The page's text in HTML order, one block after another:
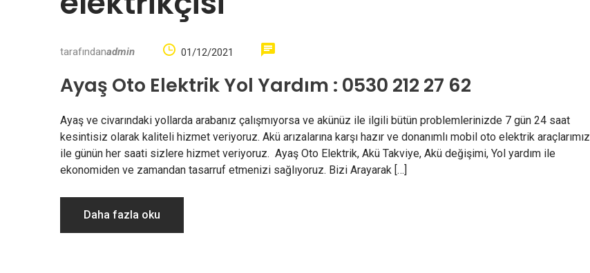
tarafındanadmin 01/12/2021
Ayaş Oto Elektrik Yol Yardım : 0530 212 27 62
Ayaş ve civarındaki yollarda arabanız çalışmıyorsa ve akünüz ile ilgili bütün problemlerinizde 7 gün 24 saat
kesintisiz olarak kaliteli hizmet veriyoruz. Akü arızalarına karşı hazır ve donanımlı mobil oto elektrik araçlarımız
ile günün her saati sizlere hizmet veriyoruz. Ayaş Oto Elektrik, Akü Takviye, Akü değişimi, Yol yardım ile
ekonomiden ve zamandan tasarruf etmenizi sağlıyoruz. Bizi Arayarak […]
Daha fazla oku